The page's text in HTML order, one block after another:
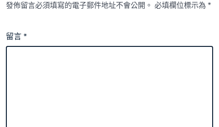
發佈留言必須填寫的電子郵件地址不會公開。 必填欄位標示為*
留言*